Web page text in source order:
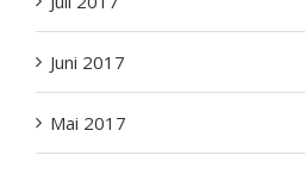
Juni 2017
Mai 2017
April 2017